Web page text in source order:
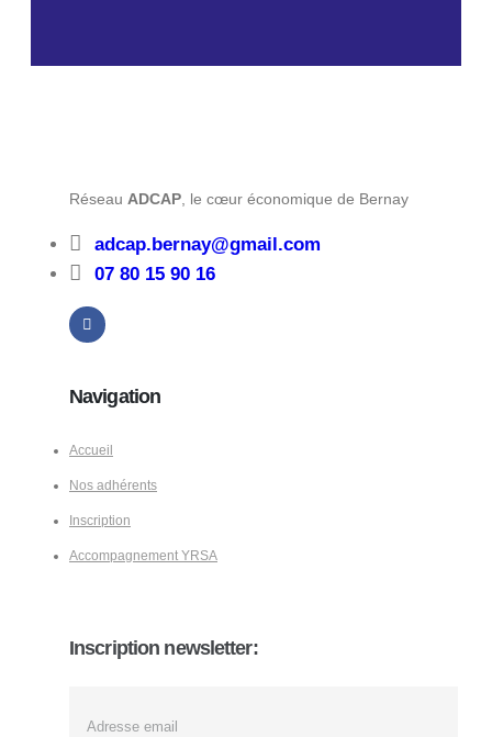
Réseau ADCAP , le cœur économique de Bernay
adcap.bernay@gmail.com
07 80 15 90 16
Navigation
Accueil
Nos adhérents
Inscription
Accompagnement YRSA
Inscription newsletter: